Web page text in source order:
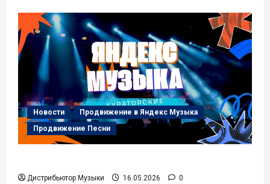
Новости
Продвижение в Яндекс Музыка
Продвижение Песни
Дистрибьютор Музыки 16.05.2026 0